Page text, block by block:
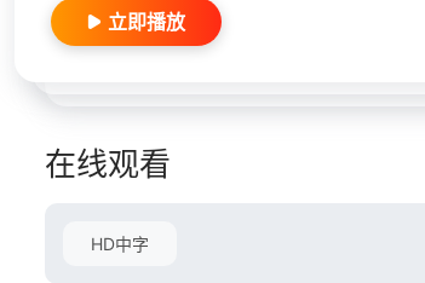
立即播放
在线观看
HD中字